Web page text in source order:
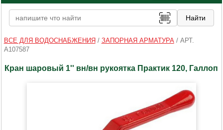
ВСЕ ДЛЯ ВОДОСНАБЖЕНИЯ / ЗАПОРНАЯ АРМАТУРА/ АРТ.
A107587
Кран шаровый 1'' вн/вн рукоятка Практик 120, Галлоп